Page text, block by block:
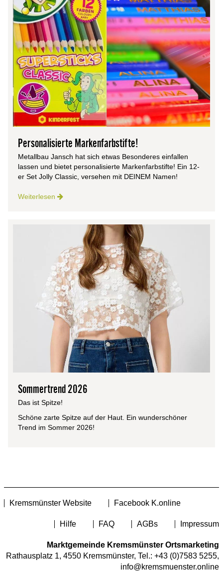
Personalisierte Markenfarbstifte!
Metallbau Jansch hat sich etwas Besonderes einfallen
lassen und bietet personalisierte Markenfarbstifte! Ein 12-
er Set Jolly Classic, versehen mit DEINEM Namen!
Weiterlesen
Sommertrend 2026
Das ist Spitze!
Schöne zarte Spitze auf der Haut. Ein wunderschöner
Trend im Sommer 2026!
Kremsmünster Website Facebook K.online
Hilfe FAQ AGBs Impressum
Marktgemeinde Kremsmünster Ortsmarketing
Rathausplatz 1, 4550 Kremsmünster, Tel.: +43 (0)7583 5255,
info@kremsmuenster.online